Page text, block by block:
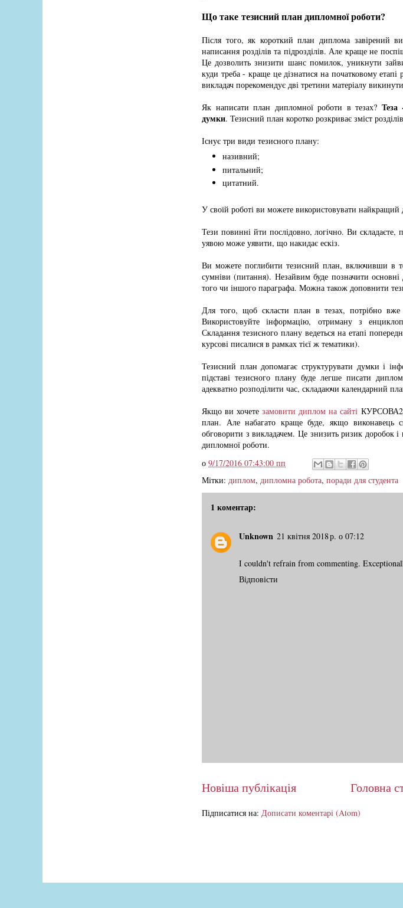
Що таке тезисний план дипломної роботи?
Після того, як короткий план диплома завірений
написання розділів та підрозділів. Але краще не
Це дозволить знизити шанс помилок, уникнути
куди треба - краще це дізнатися на початковому
викладач порекомендує дві третини матеріалу
Як написати план дипломної роботи в тезах? Теза
думки. Тезисний план коротко розкриває зміст
Існує три види тезисного плану:
називний;
питальний;
цитатний.
У своїй роботі ви можете використовувати найкращий
Тези повинні йти послідовно, логічно. Ви
уявою може уявити, що накидає ескіз.
Ви можете поглибити тезисний план, включивши в
сумніви (питання). Незайвим буде позначити
того чи іншого параграфа. Можна також доповнити
Для того, щоб скласти план в тезах, потрібно
Використовуйте інформацію, отриману з
Складання тезисного плану ведеться на етапі
курсові писалися в рамках тієї ж тематики).
Тезисний план допомагає структурувати думки і
підставі тезисного плану буде легше писати
адекватно розподілити час, складаючи календарний
Якщо ви хочетезамовити диплом на сайті
план. Але набагато краще буде, якщо
обговорити з викладачем. Це знизить ризик доробок
дипломної роботи.
о 9/17/2016 07:43:00 пп
Мітки: диплом, дипломна робота, поради для студента
1 коментар:
Unknown 21 квітня 2018 р. о 07:12
I couldn't refrain from commenting.
Відповісти
Новіша публікація Головна
Підписатися на: Дописати коментарі (Atom)